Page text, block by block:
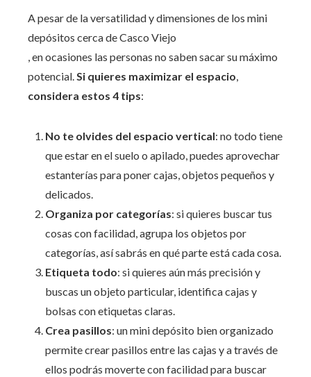
A pesar de la versatilidad y dimensiones de los mini
depósitos cerca de Casco Viejo
, en ocasiones las personas no saben sacar su máximo
potencial.Si quieres maximizar el espacio,
considera estos 4 tips:
No te olvides del espacio vertical: no todo tiene
que estar en el suelo o apilado, puedes aprovechar
estanterías para poner cajas, objetos pequeños y
delicados.
Organiza por categorías: si quieres buscar tus
cosas con facilidad, agrupa los objetos por
categorías, así sabrás en qué parte está cada cosa.
Etiqueta todo: si quieres aún más precisión y
buscas un objeto particular, identifica cajas y
bolsas con etiquetas claras.
Crea pasillos: un mini depósito bien organizado
permite crear pasillos entre las cajas y a través de
ellos podrás moverte con facilidad para buscar